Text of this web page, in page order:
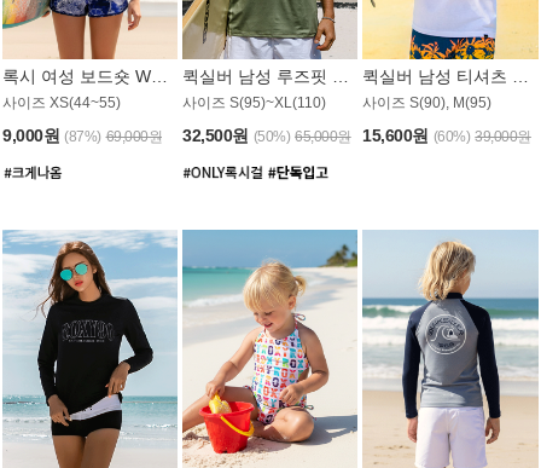
사이즈 XS(44~55)
9,000원 (87%) 69,000원
사이즈 S(95)~XL(110)
32,500원 (50%) 65,000원
사이즈 S(90), M(95)
15,600원 (60%) 39,000원